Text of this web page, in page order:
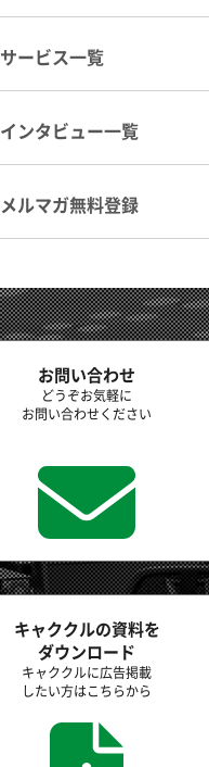
サービス一覧
インタビュー一覧
メルマガ無料登録
お問い合わせ
どうぞお気軽に
お問い合わせください
キャククルの資料を
ダウンロード
キャククルに広告掲載
したい方はこちらから